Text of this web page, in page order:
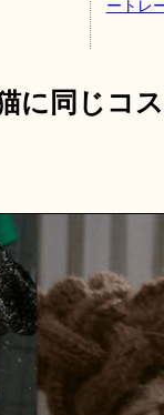
ートレ
に同じコ